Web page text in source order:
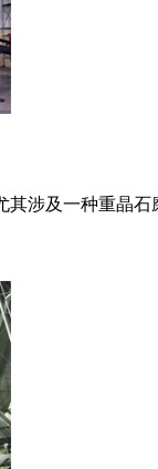
涉及一种重晶